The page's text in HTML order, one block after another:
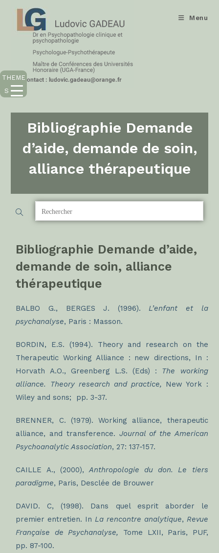
Menu
Bibliographie Demande
d’aide, demande de soin,
alliance thérapeutique
Bibliographie Demande d’aide,
demande de soin, alliance
thérapeutique
BALBO G., BERGES J. (1996).L’enfant et la
psychanalyse, Paris : Masson.
BORDIN, E.S. (1994). Theory and research on the
Therapeutic Working Alliance : new directions, In :
Horvath A.O., Greenberg L.S. (Eds) : The working
alliance. Theory research and practice, New York :
Wiley and sons; pp. 3-37.
BRENNER, C. (1979). Working alliance, therapeutic
alliance, and transference. Journal of the American
Psychoanalytic Association, 27: 137-157.
CAILLE A., (2000),Anthropologie du don. Le tiers
paradigme, Paris, Desclée de Brouwer
DAVID. C, (1998). Dans quel esprit aborder le
premier entretien. In La rencontre analytique, Revue
Française de Psychanalyse, Tome LXII, Paris, PUF,
pp. 87-100.
THEME
S